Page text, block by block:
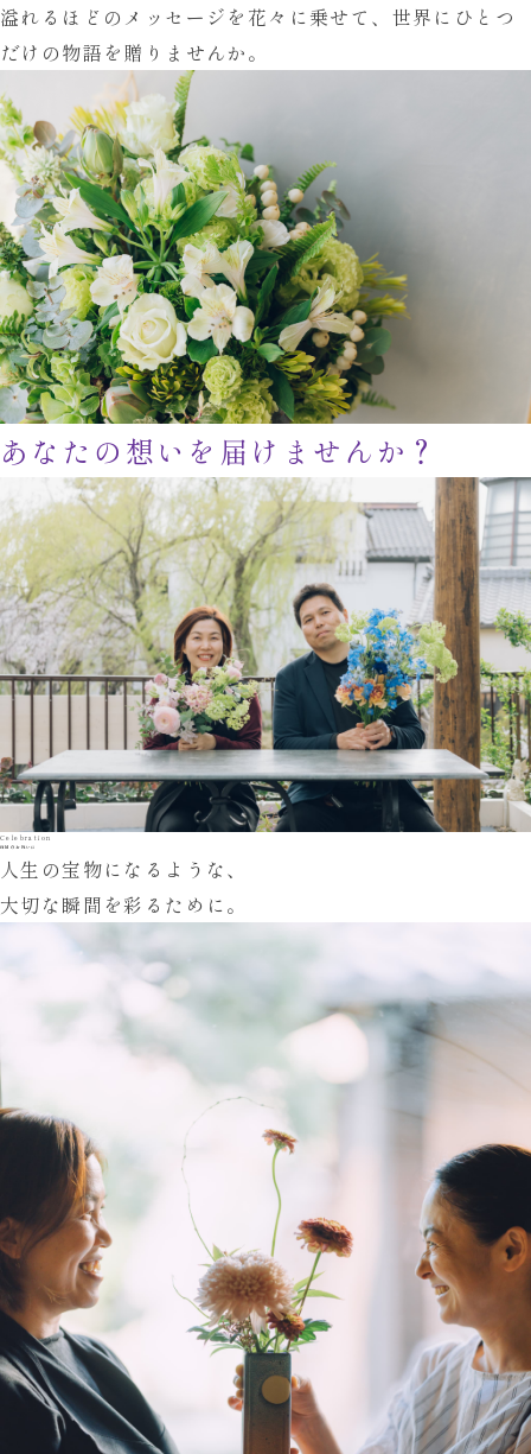
溢れるほどのメッセージを花々に乗せて、 世界にひとつ
だけの物語を贈りませんか。
あなたの想いを届けませんか？
Celebration
節目のお祝いに
人生の宝物になるような、
大切な瞬間を彩るために。